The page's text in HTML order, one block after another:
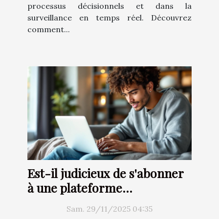
processus décisionnels et dans la
surveillance en temps réel. Découvrez
comment...
Est-il judicieux de s'abonner
à une plateforme
d'apprentissage en ligne en
Sam. 29/11/2025 04:35